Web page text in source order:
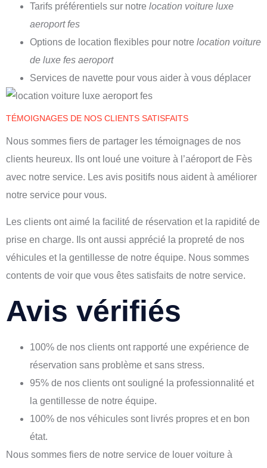
Tarifs préférentiels sur notre location voiture luxe
aeroport fes
Options de location flexibles pour notre location voiture
de luxe fes aeroport
Services de navette pour vous aider à vous déplacer
TÉMOIGNAGES DE NOS CLIENTS SATISFAITS
Nous sommes fiers de partager les témoignages de nos
clients heureux. Ils ont loué une voiture à l’aéroport de Fès
avec notre service. Les avis positifs nous aident à améliorer
notre service pour vous.
Les clients ont aimé la facilité de réservation et la rapidité de
prise en charge. Ils ont aussi apprécié la propreté de nos
véhicules et la gentillesse de notre équipe. Nous sommes
contents de voir que vous êtes satisfaits de notre service.
Avis vérifiés
100% de nos clients ont rapporté une expérience de
réservation sans problème et sans stress.
95% de nos clients ont souligné la professionnalité et
la gentillesse de notre équipe.
100% de nos véhicules sont livrés propres et en bon
état.
Nous sommes fiers de notre service de louer voiture à